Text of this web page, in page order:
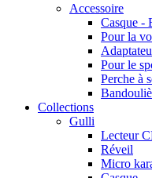
Accessoire
Casque -
Pour la
Pour le
Perche à
Collections
Gulli
Lecteur
Réveil
Micro